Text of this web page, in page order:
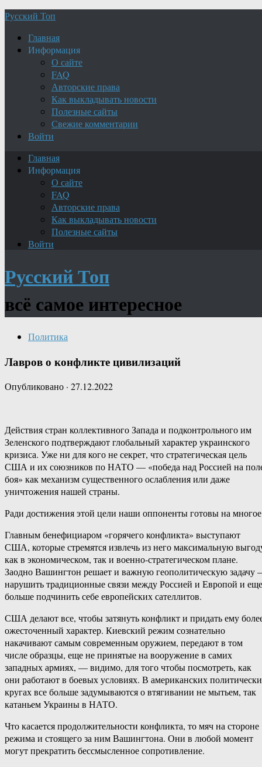
Русский Топ
Главная
Информация
О сайте
FAQ
Авторские права
Как выкладывать новости
Полезные сайты
Свежие комментарии
Войти
Главная
Информация
О сайте
FAQ
Авторские права
Как выкладывать новости
Полезные сайты
Войти
Русский Топ
всё самое интересное
Политика
Лавров о конфликте цивилизаций
Опубликовано · 27.12.2022
Действия стран коллективного Запада и подконтрольного им
Зеленского подтверждают глобальный характер украинского
кризиса. Уже ни для кого не секрет, что стратегическая цель
США и их союзников по НАТО — «победа над Россией на
боя» как механизм существенного ослабления или даже
уничтожения нашей страны.
Ради достижения этой цели наши оппоненты готовы на
Главным бенефициаром «горячего конфликта» выступают
США, которые стремятся извлечь из него максимальную
как в экономическом, так и военно-стратегическом плане.
Заодно Вашингтон решает и важную геополитическую задачу
нарушить традиционные связи между Россией и Европой и еще
больше подчинить себе европейских сателлитов.
США делают все, чтобы затянуть конфликт и придать ему
ожесточенный характер. Киевский режим сознательно
накачивают самым современным оружием, передают в том
числе образцы, еще не принятые на вооружение в самих
западных армиях, — видимо, для того чтобы посмотреть, как
они работают в боевых условиях. В американских
кругах все больше задумываются о втягивании не мытьем, так
катаньем Украины в НАТО.
Что касается продолжительности конфликта, то мяч на стороне
режима и стоящего за ним Вашингтона. Они в любой момент
могут прекратить бессмысленное сопротивление.